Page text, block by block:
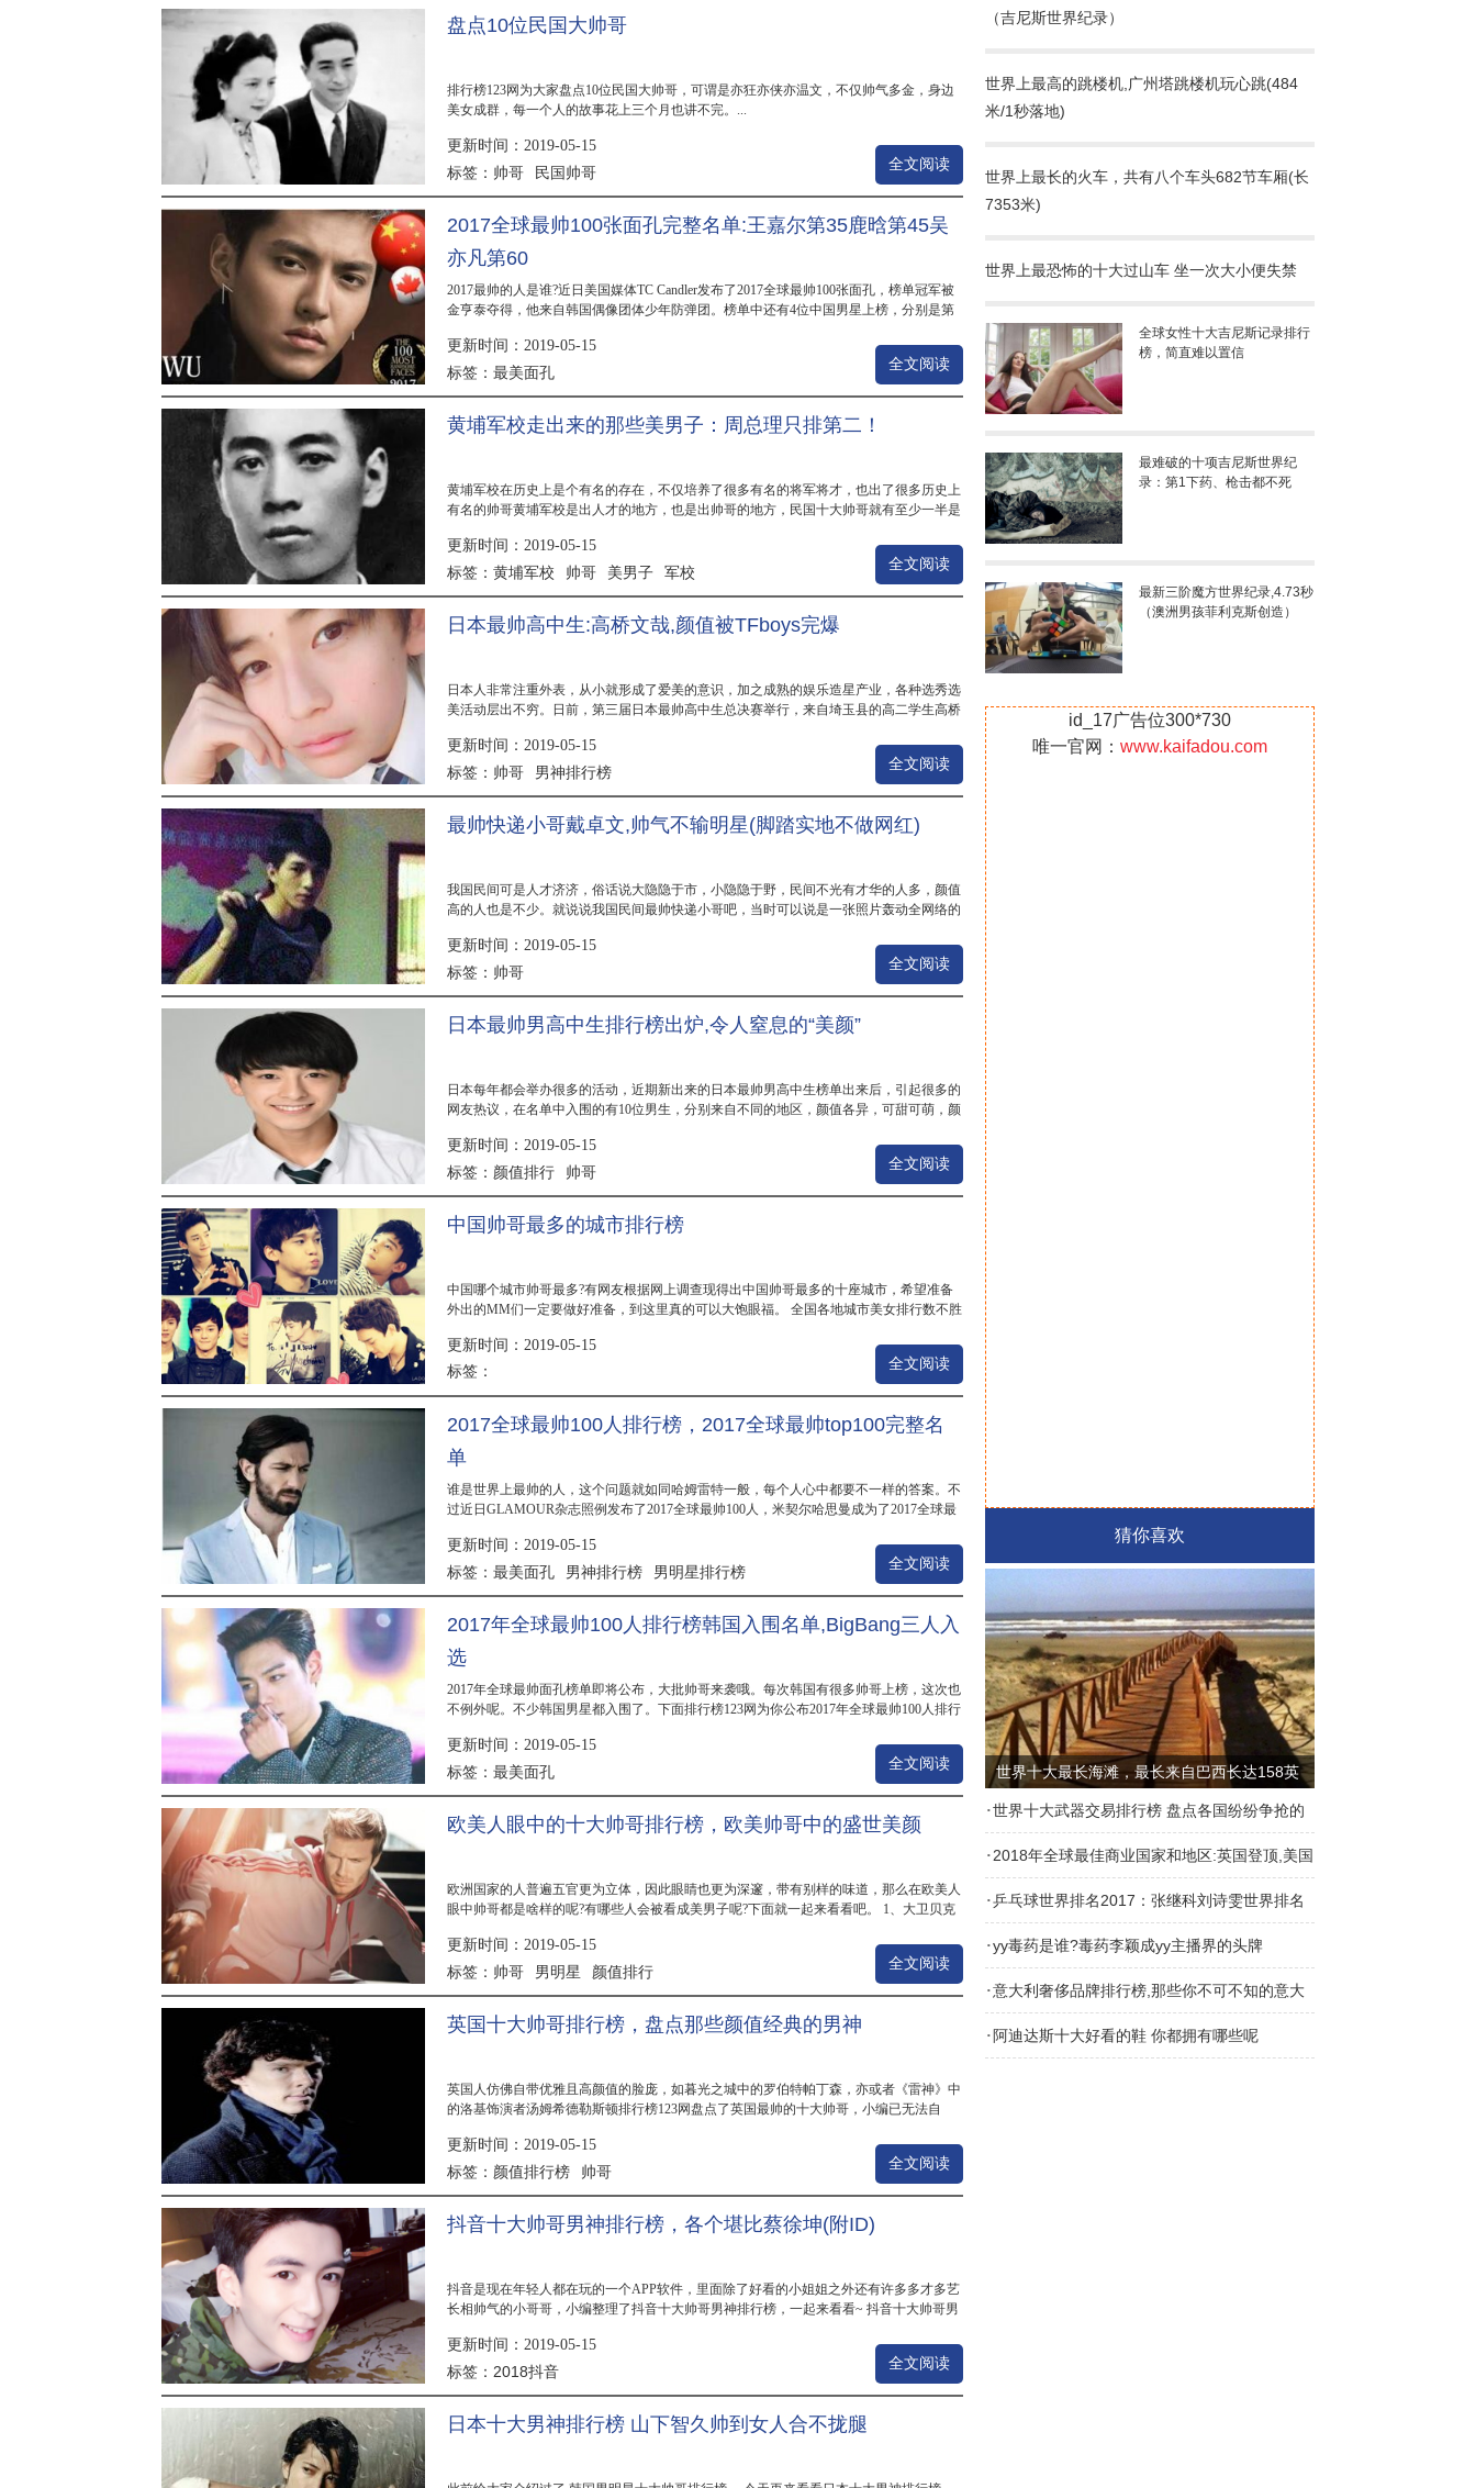
盘点10位民国大帅哥
排行榜123网为大家盘点10位民国大帅哥，可谓是亦狂亦侠亦温文，不仅帅气多金，身边
美女成群，每一个人的故事花上三个月也讲不完。...
更新时间：2019-05-15
标签： 帅哥 民国帅哥 全文阅读
2017全球最帅100张面孔完整名单:王嘉尔第35鹿晗第45吴
亦凡第60
2017最帅的人是谁?近日美国媒体TC Candler发布了2017全球最帅100张面孔，榜单冠军被
金亨泰夺得，他来自韩国偶像团体少年防弹团。榜单中还有4位中国男星上榜，分别是第
更新时间：2019-05-15
标签： 最美面孔 全文阅读
黄埔军校走出来的那些美男子：周总理只排第二！
黄埔军校在历史上是个有名的存在，不仅培养了很多有名的将军将才，也出了很多历史上
有名的帅哥黄埔军校是出人才的地方，也是出帅哥的地方，民国十大帅哥就有至少一半是
更新时间：2019-05-15
标签： 黄埔军校 帅哥 美男子 军校 全文阅读
日本最帅高中生:高桥文哉,颜值被TFboys完爆
日本人非常注重外表，从小就形成了爱美的意识，加之成熟的娱乐造星产业，各种选秀选
美活动层出不穷。日前，第三届日本最帅高中生总决赛举行，来自埼玉县的高二学生高桥
更新时间：2019-05-15
标签： 帅哥 男神排行榜 全文阅读
最帅快递小哥戴卓文,帅气不输明星(脚踏实地不做网红)
我国民间可是人才济济，俗话说大隐隐于市，小隐隐于野，民间不光有才华的人多，颜值
高的人也是不少。就说说我国民间最帅快递小哥吧，当时可以说是一张照片轰动全网络的
更新时间：2019-05-15
标签： 帅哥 全文阅读
日本最帅男高中生排行榜出炉,令人窒息的“美颜”
日本每年都会举办很多的活动，近期新出来的日本最帅男高中生榜单出来后，引起很多的
网友热议，在名单中入围的有10位男生，分别来自不同的地区，颜值各异，可甜可萌，颜
更新时间：2019-05-15
标签： 颜值排行 帅哥 全文阅读
中国帅哥最多的城市排行榜
中国哪个城市帅哥最多?有网友根据网上调查现得出中国帅哥最多的十座城市，希望准备
外出的MM们一定要做好准备，到这里真的可以大饱眼福。 全国各地城市美女排行数不胜
更新时间：2019-05-15
标签：
全文阅读
2017全球最帅100人排行榜，2017全球最帅top100完整名
单
谁是世界上最帅的人，这个问题就如同哈姆雷特一般，每个人心中都要不一样的答案。不
过近日GLAMOUR杂志照例发布了2017全球最帅100人，米契尔哈思曼成为了2017全球最
更新时间：2019-05-15
标签： 最美面孔 男神排行榜 男明星排行榜 全文阅读
​2017年全球最帅100人排行榜韩国入围名单,BigBang三人入
选
2017年全球最帅面孔榜单即将公布，大批帅哥来袭哦。每次韩国有很多帅哥上榜，这次也
不例外呢。不少韩国男星都入围了。下面排行榜123网为你公布2017年全球最帅100人排行
更新时间：2019-05-15
标签： 最美面孔 全文阅读
欧美人眼中的十大帅哥排行榜，欧美帅哥中的盛世美颜
欧洲国家的人普遍五官更为立体，因此眼睛也更为深邃，带有别样的味道，那么在欧美人
眼中帅哥都是啥样的呢?有哪些人会被看成美男子呢?下面就一起来看看吧。 1、大卫贝克
更新时间：2019-05-15
标签： 帅哥 男明星 颜值排行 全文阅读
英国十大帅哥排行榜，盘点那些颜值经典的男神
英国人仿佛自带优雅且高颜值的脸庞，如暮光之城中的罗伯特帕丁森，亦或者《雷神》中
的洛基饰演者汤姆希德勒斯顿排行榜123网盘点了英国最帅的十大帅哥，小编已无法自
更新时间：2019-05-15
标签： 颜值排行榜 帅哥 全文阅读
抖音十大帅哥男神排行榜，各个堪比蔡徐坤(附ID)
抖音是现在年轻人都在玩的一个APP软件，里面除了好看的小姐姐之外还有许多多才多艺
长相帅气的小哥哥，小编整理了抖音十大帅哥男神排行榜，一起来看看~ 抖音十大帅哥男
更新时间：2019-05-15
标签： 2018抖音 全文阅读
日本十大男神排行榜 山下智久帅到女人合不拢腿
（吉尼斯世界纪录）
世界上最高的跳楼机,广州塔跳楼机玩心跳(484
米/1秒落地)
世界上最长的火车，共有八个车头682节车厢(长
7353米)
世界上最恐怖的十大过山车 坐一次大小便失禁
全球女性十大吉尼斯记录排行
榜，简直难以置信
最难破的十项吉尼斯世界纪
录：第1下药、枪击都不死
最新三阶魔方世界纪录,4.73秒
（澳洲男孩菲利克斯创造）
id_17广告位300*730
唯一官网： www.kaifadou.com
猜你喜欢
世界十大最长海滩，最长来自巴西长达158英
里
·世界十大武器交易排行榜 盘点各国纷纷争抢的
武器
·2018年全球最佳商业国家和地区:英国登顶,美国
第12中国第66
·乒乓球世界排名2017：张继科刘诗雯世界排名
消失，马龙丁宁居首
·yy毒药是谁?毒药李颖成yy主播界的头牌
·意大利奢侈品牌排行榜,那些你不可不知的意大
利奢侈品品牌
· 阿迪达斯十大好看的鞋 你都拥有哪些呢